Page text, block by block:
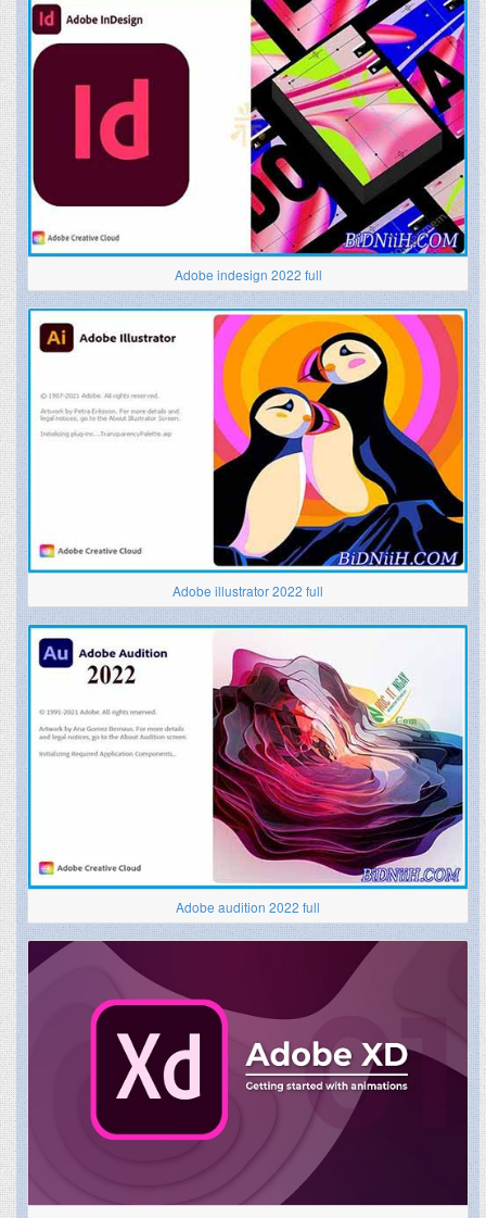
Adobe indesign 2022 full
Adobe illustrator 2022 full
Adobe audition 2022 full